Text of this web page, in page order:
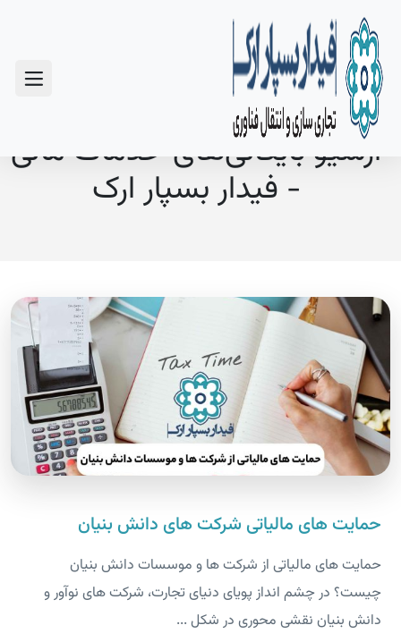
آرشیو بایگانی‌های خدمات مالی
- فیدار بسپار ارک
حمایت های مالیاتی شرکت های دانش بنیان
حمایت های مالیاتی از شرکت ها و موسسات دانش بنیان
چیست؟ در چشم انداز پویای دنیای تجارت، شرکت های نوآور و
دانش بنیان نقشی محوری در شکل ...